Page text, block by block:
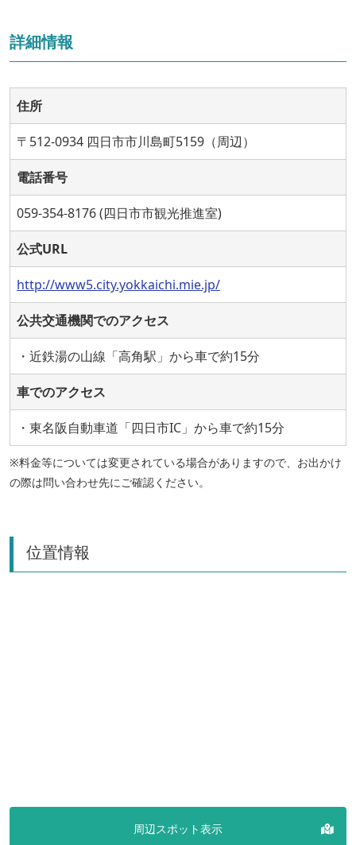
詳細情報
住所
〒512-0934 四日市市川島町5159（周辺）
電話番号
059-354-8176 (四日市市観光推進室)
公式URL
http://www5.city.yokkaichi.mie.jp/
公共交通機関でのアクセス
・近鉄湯の山線「高角駅」から車で約15分
車でのアクセス
・東名阪自動車道「四日市IC」から車で約15分
※料金等については変更されている場合がありますので、お出かけ
の際は問い合わせ先にご確認ください。
位置情報
周辺スポット表示